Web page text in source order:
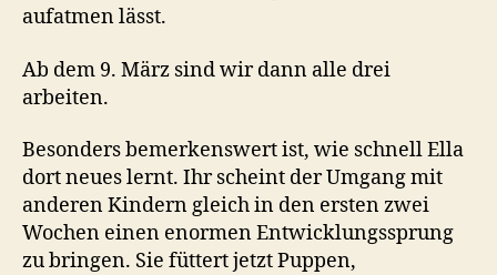
aufatmen lässt.
Ab dem 9. März sind wir dann alle drei
arbeiten.
Besonders bemerkenswert ist, wie schnell Ella
dort neues lernt. Ihr scheint der Umgang mit
anderen Kindern gleich in den ersten zwei
Wochen einen enormen Entwicklungssprung
zu bringen. Sie füttert jetzt Puppen,